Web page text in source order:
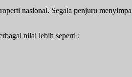
nasional. Segala penjuru
nilai lebih seperti :